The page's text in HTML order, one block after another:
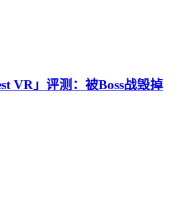
VR」评测：被Boss战毁掉